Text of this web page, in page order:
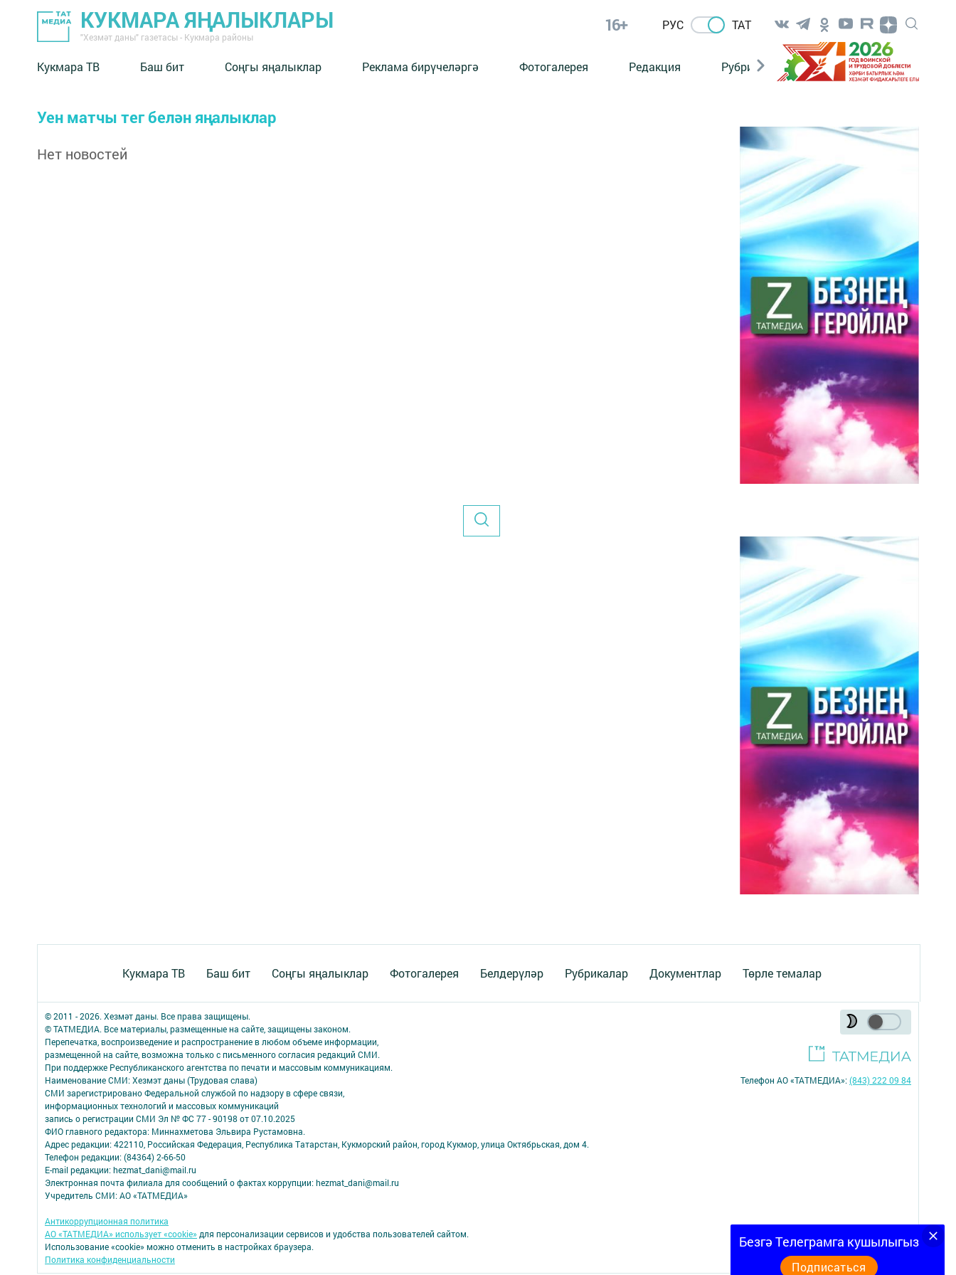
КУКМАРА ЯҢАЛЫКЛАРЫ
"Хезмәт даны" газетасы - Кукмара районы
16+ РУС ТАТ
Кукмара ТВ Баш бит Соңгы яңалыклар Реклама бирүчеләргә Фотогалерея Редакция Рубрикалар
Уен матчы тег белән яңалыклар
Нет новостей
Кукмара ТВ Баш бит Соңгы яңалыклар Фотогалерея Белдерүләр Рубрикалар Документлар Төрле темалар
Безгә Телеграмга кушылыгыз
Подписаться
© 2011 - 2026. Хезмәт даны. Все права защищены.
© ТАТМЕДИА. Все материалы, размещенные на сайте, защищены законом.
Перепечатка, воспроизведение и распространение в любом объеме информации,
размещенной на сайте, возможна только с письменного согласия редакций СМИ.
При поддержке Республиканского агентства по печати и массовым коммуникациям.
Наименование СМИ: Хезмэт даны (Трудовая слава)
СМИ зарегистрировано Федеральной службой по надзору в сфере связи,
информационных технологий и массовых коммуникаций
запись о регистрации СМИ Эл № ФС 77 - 90198 от 07.10.2025
ФИО главного редактора: Миннахметова Эльвира Рустамовна.
Адрес редакции: 422110, Российская Федерация, Республика Татарстан, Кукморский район, город Кукмор, улица Октябрьская, дом 4.
Телефон редакции: (84364) 2-66-50
E-mail редакции: hezmat_dani@mail.ru
Электронная почта филиала для сообщений о фактах коррупции: hezmat_dani@mail.ru
Учредитель СМИ: АО «ТАТМЕДИА»
Антикоррупционная политика
АО «ТАТМЕДИА» использует «cookie» для персонализации сервисов и удобства пользователей сайтом.
Использование «cookie» можно отменить в настройках браузера.
Политика конфиденциальности
Телефон АО «ТАТМЕДИА»:(843) 222 09 84
16+